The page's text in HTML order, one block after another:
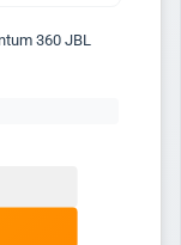
360 JBL